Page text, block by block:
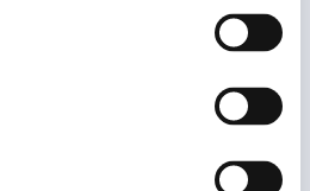
einmal pro Woche mit
dauern 90 Minuten und
als auch vor Ort bei Vivat